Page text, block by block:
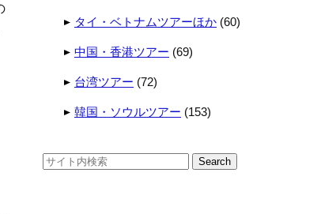
タイ・ベトナムツアーほか (60)
中国・香港ツアー (69)
台湾ツアー (72)
韓国・ソウルツアー (153)
検
索: